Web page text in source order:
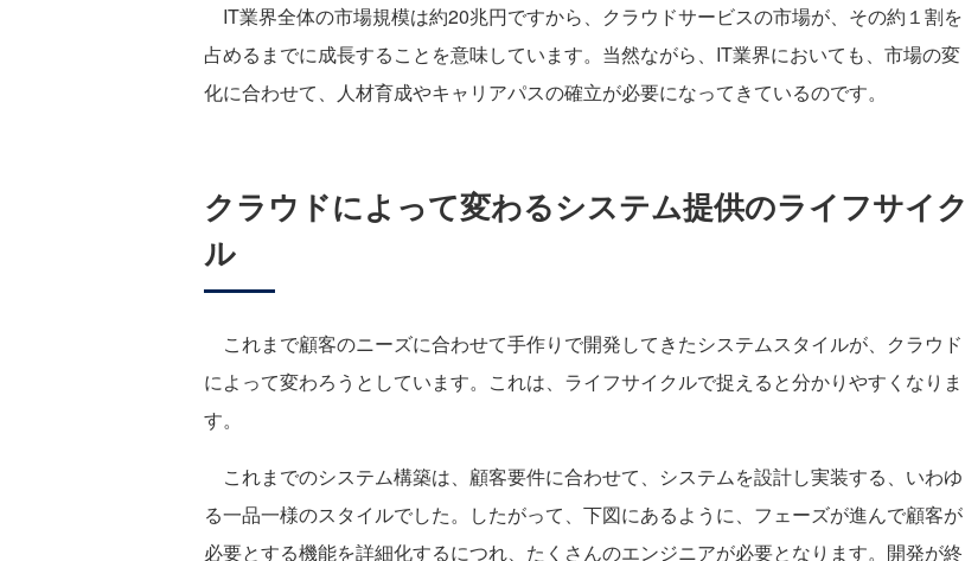
IT業界全体の市場規模は約20兆円ですから、クラウドサービスの市場が、その約１割を
占めるまでに成長することを意味しています。当然ながら、IT業界においても、市場の変
化に合わせて、人材育成やキャリアパスの確立が必要になってきているのです。
クラウドによって変わるシステム提供のライフサイク
ル
これまで顧客のニーズに合わせて手作りで開発してきたシステムスタイルが、クラウド
によって変わろうとしています。これは、ライフサイクルで捉えると分かりやすくなりま
す。
これまでのシステム構築は、顧客要件に合わせて、システムを設計し実装する、いわゆ
る一品一様のスタイルでした。したがって、下図にあるように、フェーズが進んで顧客が
必要とする機能を詳細化するにつれ、たくさんのエンジニアが必要となります。開発が終